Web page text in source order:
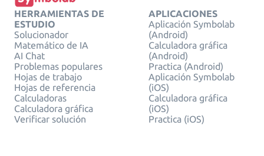
HERRAMIENTAS DE
ESTUDIO
Solucionador
Matemático de IA
AI Chat
Problemas populares
Hojas de trabajo
Hojas de referencia
Calculadoras
Calculadora gráfica
Verificar solución
APLICACIONES
Aplicación Symbolab
(Android)
Calculadora gráfica
(Android)
Practica (Android)
Aplicación Symbolab
(iOS)
Calculadora gráfica
(iOS)
Practica (iOS)